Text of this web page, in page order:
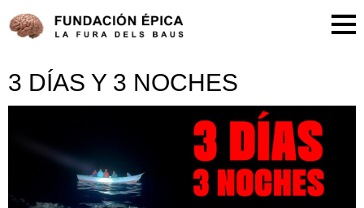
3 DÍAS Y 3 NOCHES